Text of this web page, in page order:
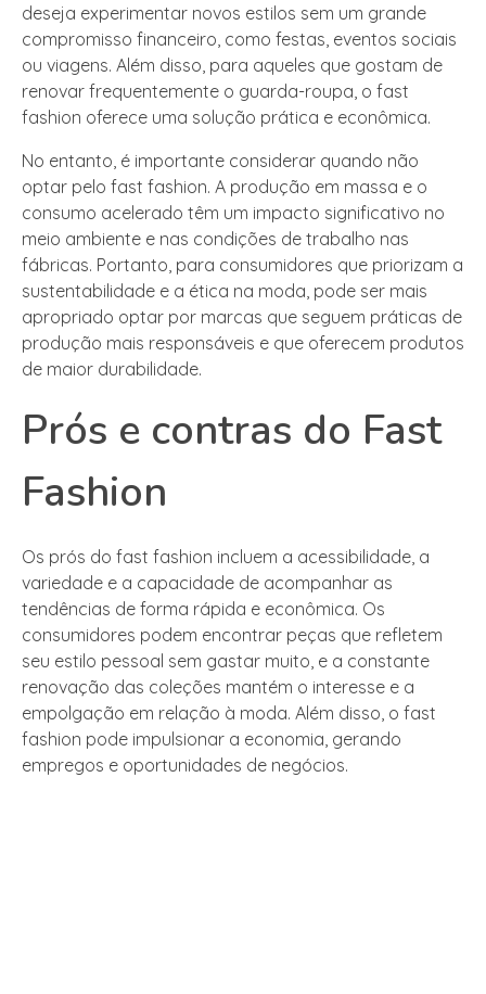
deseja experimentar novos estilos sem um grande
compromisso financeiro, como festas, eventos sociais
ou viagens. Além disso, para aqueles que gostam de
renovar frequentemente o guarda-roupa, o fast
fashion oferece uma solução prática e econômica.
No entanto, é importante considerar quando não
optar pelo fast fashion. A produção em massa e o
consumo acelerado têm um impacto significativo no
meio ambiente e nas condições de trabalho nas
fábricas. Portanto, para consumidores que priorizam a
sustentabilidade e a ética na moda, pode ser mais
apropriado optar por marcas que seguem práticas de
produção mais responsáveis e que oferecem produtos
de maior durabilidade.
Prós e contras do Fast
Fashion
Os prós do fast fashion incluem a acessibilidade, a
variedade e a capacidade de acompanhar as
tendências de forma rápida e econômica. Os
consumidores podem encontrar peças que refletem
seu estilo pessoal sem gastar muito, e a constante
renovação das coleções mantém o interesse e a
empolgação em relação à moda. Além disso, o fast
fashion pode impulsionar a economia, gerando
empregos e oportunidades de negócios.